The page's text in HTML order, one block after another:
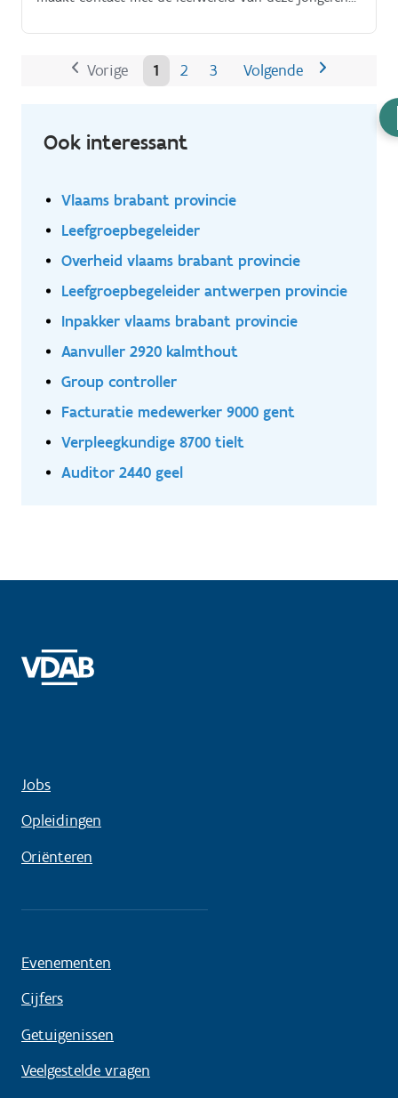
Vorige 1 2 3 Volgende
Ook interessant
Vlaams brabant provincie
Leefgroepbegeleider
Overheid vlaams brabant provincie
Leefgroepbegeleider antwerpen provincie
Inpakker vlaams brabant provincie
Aanvuller 2920 kalmthout
Group controller
Facturatie medewerker 9000 gent
Verpleegkundige 8700 tielt
Auditor 2440 geel
Jobs
Opleidingen
Oriënteren
Evenementen
Cijfers
Getuigenissen
Veelgestelde vragen